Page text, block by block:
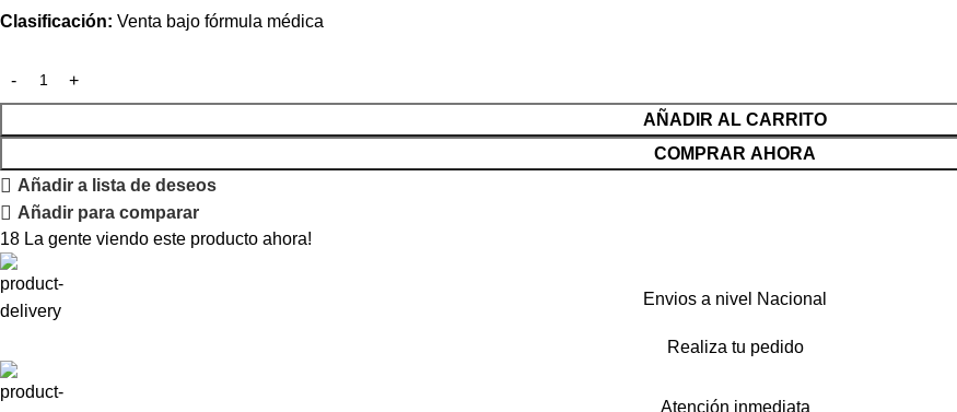
Clasificación: Venta bajo fórmula médica
AÑADIR AL CARRITO
COMPRAR AHORA
Añadir a lista de deseos
Añadir para comparar
18 La gente viendo este producto ahora!
Envios a nivel Nacional
Realiza tu pedido
Atención inmediata